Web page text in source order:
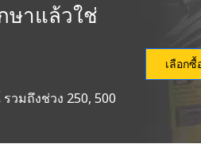
ษาแล้วใช่
มถึงช่วง 250, 500
เลือกซื้